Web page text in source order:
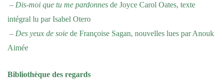
– Dis-moi que tu me pardonnes de Joyce Carol Oates, texte
intégral lu par Isabel Otero
– Des yeux de soie de Françoise Sagan, nouvelles lues par Anouk
Aimée
Bibliothèque des regards